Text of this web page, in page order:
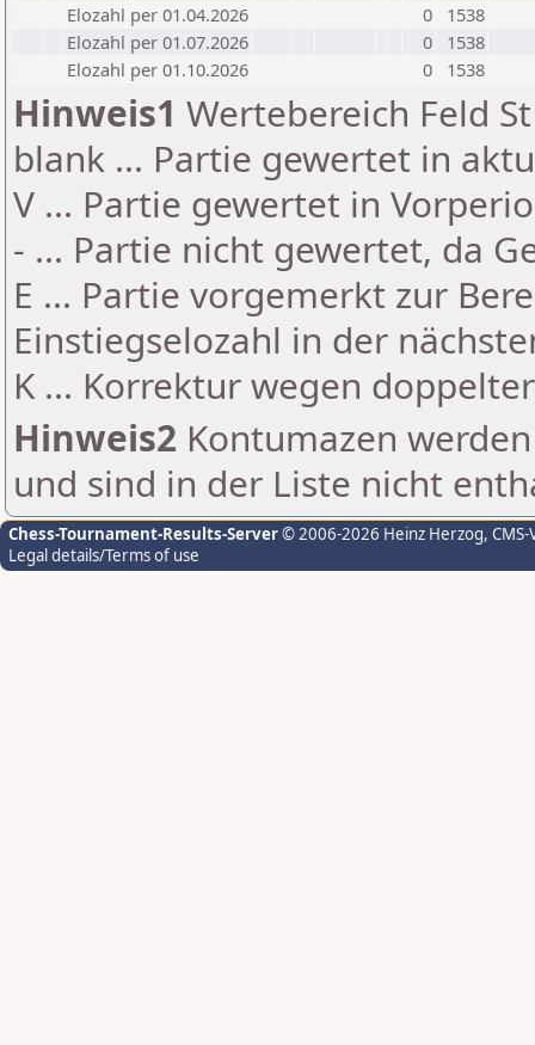
Elozahl per 01.04.2026
0
1538
Elozahl per 01.07.2026
0
1538
Elozahl per 01.10.2026
0 1538
Hinweis1 Wertebereich Feld
blank ... Partie gewertet in
V ... Partie gewertet in
- ... Partie nicht gewertet, da
E ... Partie vorgemerkt zur
Einstiegselozahl in der
K ... Korrektur wegen
Hinweis2 Kontumazen
und sind in der Liste nicht
Chess-Tournament-Results-Server© 2006-2026 Heinz Herzog,
Legal details/Terms of use